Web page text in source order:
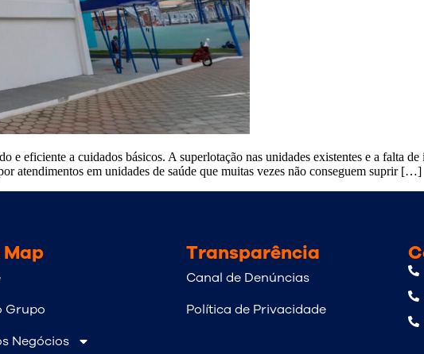
e eficiente a cuidados básicos. A superlotação nas unidades existentes e a falta
atendimentos em unidades de saúde que muitas vezes não conseguem suprir […]
Grupo
Negócios
Transparência
Canal de Denúncias
Política de Privacidade